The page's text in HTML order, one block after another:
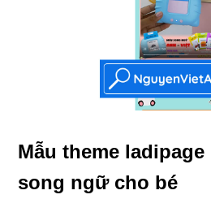
Mẫu theme
song ngữ cho bé